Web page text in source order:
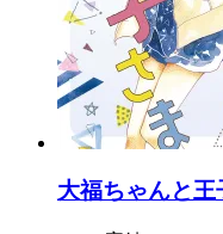
大福ちゃんと